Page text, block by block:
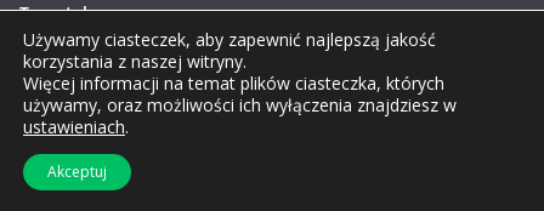
Turystyka
Używamy ciasteczek, aby zapewnić najlepszą jakość
korzystania z naszej witryny.
Więcej informacji na temat plików ciasteczka, których
używamy, oraz możliwości ich wyłączenia znajdziesz w
ustawieniach.
Akceptuj